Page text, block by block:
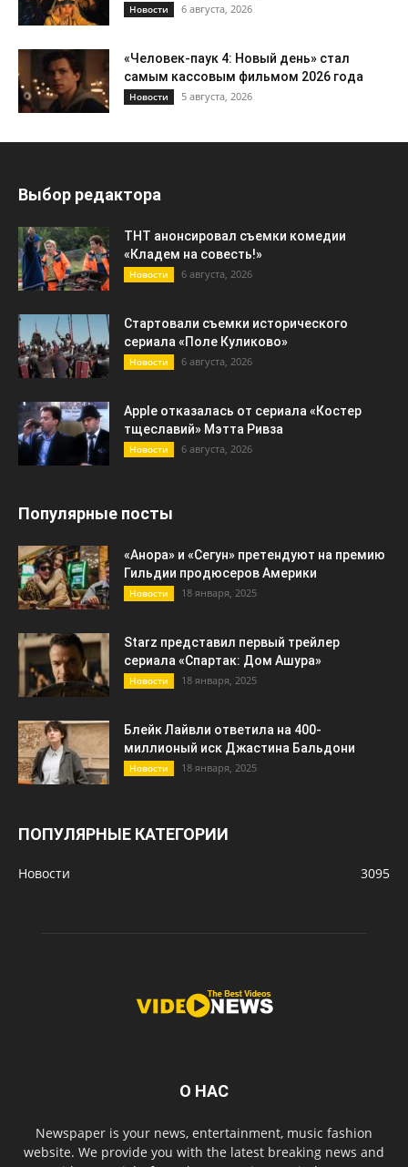
Новости 6 августа, 2026
«Человек-паук 4: Новый день» стал
самым кассовым фильмом 2026 года
Новости 5 августа, 2026
Выбор редактора
ТНТ анонсировал съемки комедии
«Кладем на совесть!»
Новости 6 августа, 2026
Стартовали съемки исторического
сериала «Поле Куликово»
Новости 6 августа, 2026
Apple отказалась от сериала «Костер
тщеславий» Мэтта Ривза
Новости 6 августа, 2026
Популярные посты
«Анора» и «Сегун» претендуют на премию
Гильдии продюсеров Америки
Новости 18 января, 2025
Starz представил первый трейлер
сериала «Спартак: Дом Ашура»
Новости 18 января, 2025
Блейк Лайвли ответила на 400-
миллионый иск Джастина Бальдони
Новости 18 января, 2025
ПОПУЛЯРНЫЕ КАТЕГОРИИ
Новости 3095
О НАС
Newspaper is your news, entertainment, music fashion
website. We provide you with the latest breaking news and